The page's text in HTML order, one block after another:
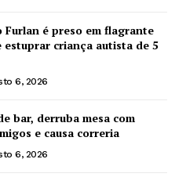
Furlan é preso em flagrante
estuprar criança autista de 5
6, 2026
bar, derruba mesa com
e causa correria
6, 2026